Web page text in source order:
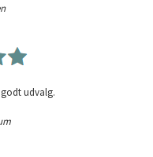
udvalg.